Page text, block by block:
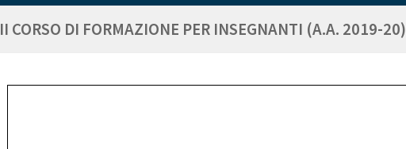
II CORSO DI FORMAZIONE PER INSEGNANTI (A.A. 2019-20)